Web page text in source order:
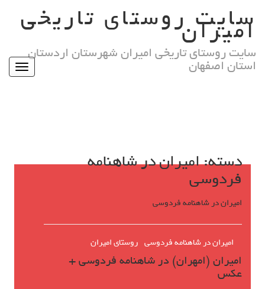
contentسایت روستای تاریخی
امیران
سایت روستای تاریخی امیران شهرستان اردستان
استان اصفهان Toggle
دسته:امیران در شاهنامه
فردوسی
امیران در شاهنامه فردوسی
امیران (امهران) در شاهنامه فردوسی +
عکس
امیران در شاهنامه فردوسی روستای امیران